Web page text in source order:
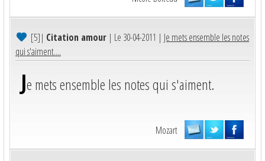
[5]| Citation amour | Le 30-04-2011 | Je mets ensemble les notes
qui s'aiment....
Je mets ensemble les notes qui s'aiment.
Mozart